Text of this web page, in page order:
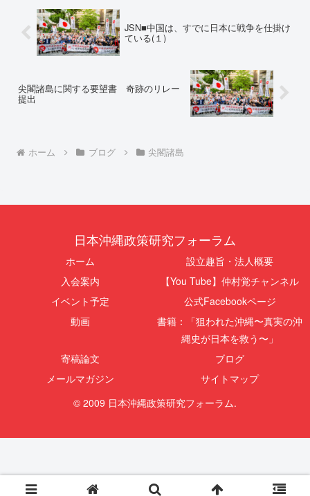
う根拠のない違法運用の指摘と条
例運用の停止を求める陳情...
の...
JSN■中国は、すでに日本に戦争を仕掛け
ている(１)
尖閣諸島に関する要望書 奇跡のリレー
提出
ホーム ブログ 尖閣諸島
日本沖縄政策研究フォーラム
ホーム
設立趣旨・法人概要
入会案内
【You Tube】仲村覚チャンネル
イベント予定
公式Facebookページ
動画
書籍：「狙われた沖縄〜真実の沖
縄史が日本を救う〜」
寄稿論文
ブログ
メールマガジン
サイトマップ
© 2009 日本沖縄政策研究フォーラム.